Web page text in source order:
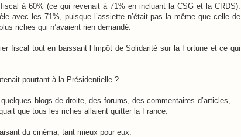
à 60% (ce qui revenait à 71% en incluant la CSG et la CRDS).
avec les 71%, puisque l’assiette n’était pas la même que celle de
riches qui n’avaient rien demandé.
fiscal tout en baissant l’Impôt de Solidarité sur la Fortune et ce qui
pourtant à la Présidentielle ?
blogs de droite, des forums, des commentaires d’articles, …
que tous les riches allaient quitter la France.
du cinéma, tant mieux pour eux.